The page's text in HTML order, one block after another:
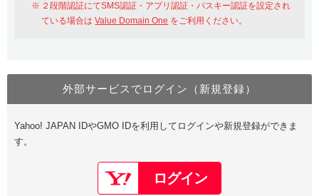
おすすめ One レンタルサーバーを含む最新の機能を使う方
Value Domain Oneにログイン
Google
Value Domain Oneアカウント作成
以下でも登録可能
２段階認証にてSMS認証・アプリ認証・パスキー認証を設定され
ている場合はValue Domain One をご利用ください。
外部サービスでログイン（新規登録）
Yahoo! JAPAN IDやGMO IDを利用してログインや新規登録ができま
す。